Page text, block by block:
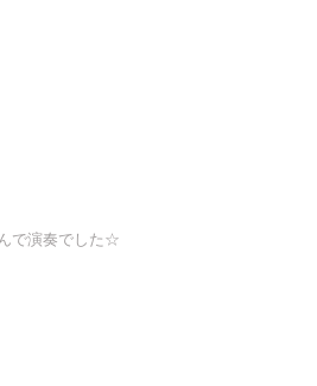
で演奏でした☆